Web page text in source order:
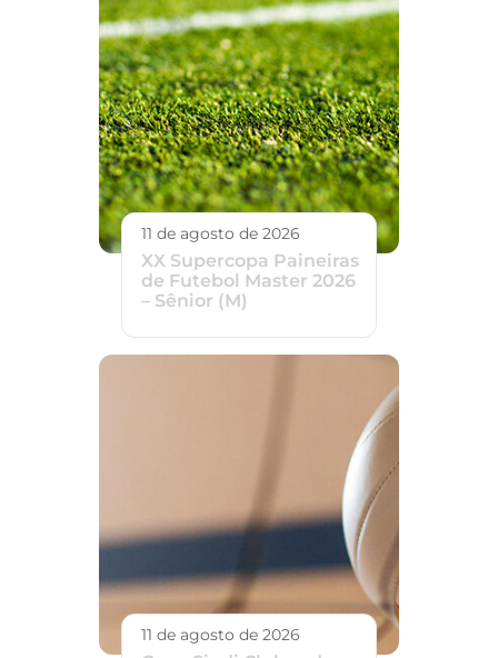
11 de agosto de 2026
XX Supercopa Paineiras
de Futebol Master 2026
– Sênior (M)
11 de agosto de 2026